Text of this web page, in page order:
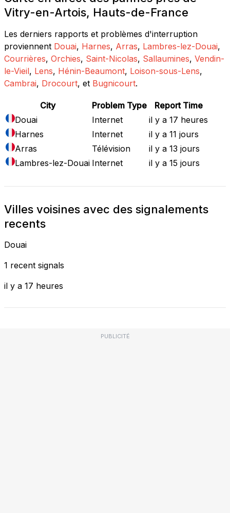
Vitry-en-Artois, Hauts-de-France
Les derniers rapports et problèmes d'interruption
proviennent Douai, Harnes, Arras, Lambres-lez-Douai,
Courrières, Orchies, Saint-Nicolas, Sallaumines, Vendin-
le-Vieil, Lens, Hénin-Beaumont, Loison-sous-Lens,
Cambrai, Drocourt, et Bugnicourt.
City Problem Type
Report Time
Douai
Internet
il y a 17 heures
Harnes
Internet
il y a 11 jours
Arras
Télévision
il y a 13 jours
Lambres-lez-Douai Internet il y a 15 jours
Villes voisines avec des signalements
recents
Douai
1 recent signals
il y a 17 heures
PUBLICITÉ